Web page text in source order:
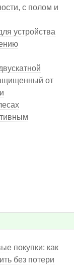
с полом и
устройства
от
покупки: как
без потери